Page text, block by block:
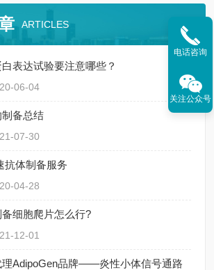
ARTICLES
表达试验要注意哪些？
06-04
备总结
07-30
抗体制备服务
04-28
细胞爬片怎么行?
12-01
理AdipoGen品牌——炎性小体信号通路
电话咨询
关注公众号